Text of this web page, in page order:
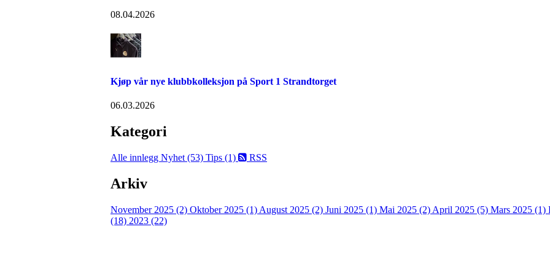
08.04.2026
Kjøp vår nye klubbkolleksjon på Sport 1 Strandtorget
06.03.2026
Kategori
Alle innlegg Nyhet (53) Tips (1) RSS
Arkiv
November 2025 (2) Oktober 2025 (1) August 2025 (2) Juni 2025 (1) Mai 2025 (2) April 2025 (5) Mars 2025 (1)
(18) 2023 (22)